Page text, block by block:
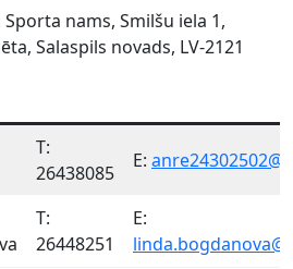
nams, Smilšu iela 1,
Salaspils novads, LV-2121
T:
26438085
E:
T:
26448251
E: